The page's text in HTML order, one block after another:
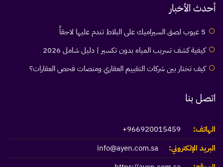
أحدث الأخبار
5 عيوب لصق السيراميك على البلاط تندم عليها لاحقاً
كيفية كشف تسريب المياه بدون تكسير | دليل شامل 2026
كيف تختار بين شركات التقييم العقاري ومنصات فحص العقارات؟
اتصل بنا
الهاتف:
966920015459+
البريد الإلكتروني:
info@ayen.com.sa